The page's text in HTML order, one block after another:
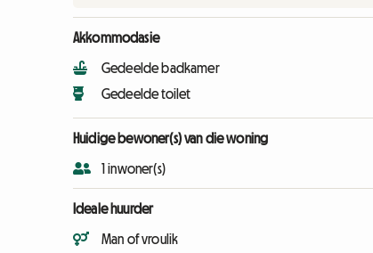
Akkommodasie
Gedeelde badkamer
Gedeelde toilet
Huidige bewoner(s) van die woning
1 inwoner(s)
Ideale huurder
Man of vroulik